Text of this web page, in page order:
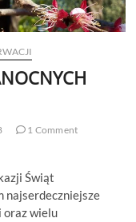
1 Comment
Świąt
najserdeczniejsze
oraz wielu